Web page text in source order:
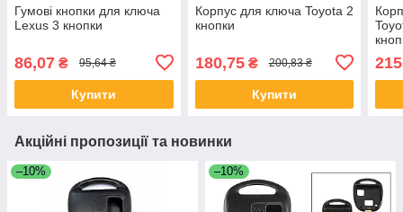
Гумові кнопки для ключа
Lexus 3 кнопки
86,07 ₴ 95,64 ₴
Купити
Корпус для ключа Toyota 2
кнопки
180,75₴ 200,83 ₴
Купити
Акційні пропозиції та новинки
–10% –10%